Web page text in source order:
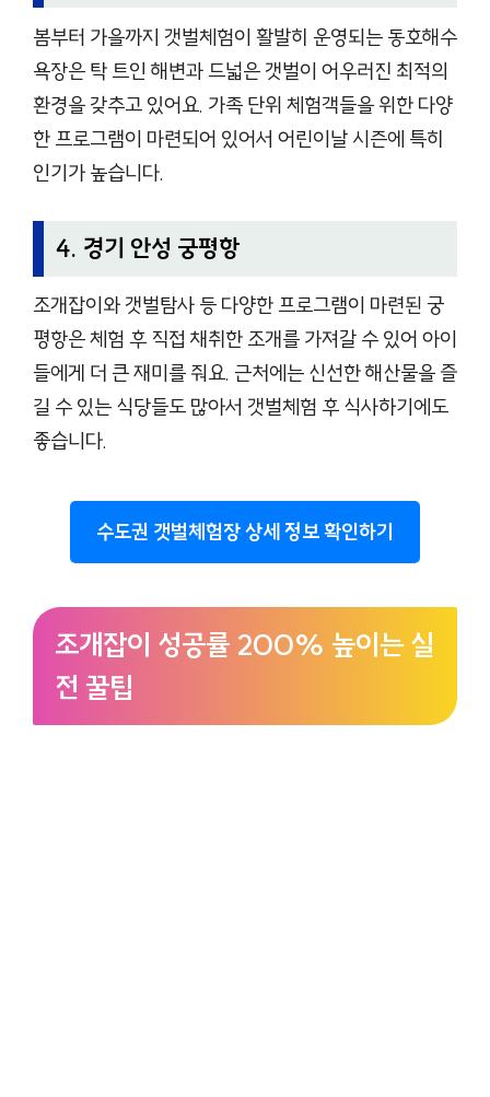
봄부터 가을까지 갯벌체험이 활발히 운영되는 동호해수
욕장은 탁 트인 해변과 드넓은 갯벌이 어우러진 최적의
환경을 갖추고 있어요. 가족 단위 체험객들을 위한 다양
한 프로그램이 마련되어 있어서 어린이날 시즌에 특히
인기가 높습니다.
4. 경기 안성 궁평항
조개잡이와 갯벌탐사 등 다양한 프로그램이 마련된 궁
평항은 체험 후 직접 채취한 조개를 가져갈 수 있어 아이
들에게 더 큰 재미를 줘요. 근처에는 신선한 해산물을 즐
길 수 있는 식당들도 많아서 갯벌체험 후 식사하기에도
좋습니다.
수도권 갯벌체험장 상세 정보 확인하기
조개잡이 성공률 200% 높이는 실
전 꿀팁